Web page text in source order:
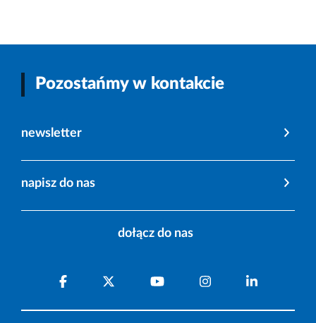
Pozostańmy w kontakcie
newsletter
napisz do nas
dołącz do nas